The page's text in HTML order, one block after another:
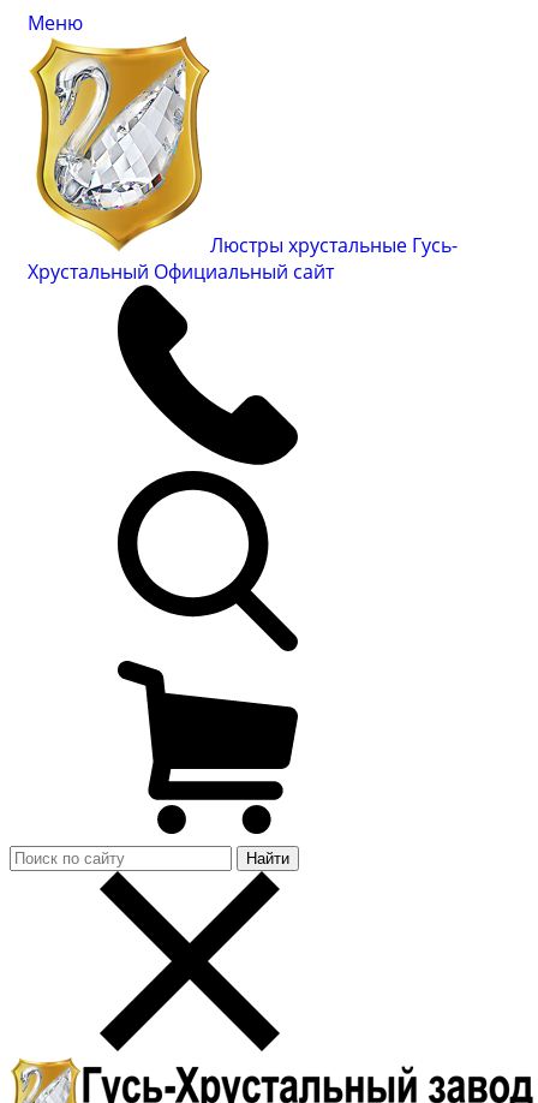
Меню
Люстры хрустальные Гусь-
Хрустальный Официальный сайт
Найти